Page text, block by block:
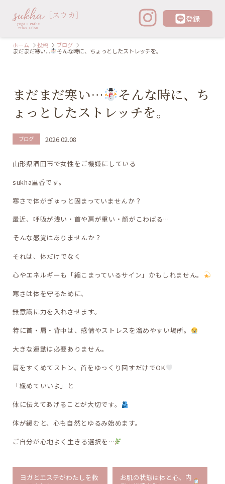
登録
ホーム 投稿 ブログ
まだまだ寒い... そんな時に、ちょっとしたストレッチを。
まだまだ寒い…
そんな時に、ち
ょっとしたストレッチを。
ブログ 2026.02.08
山形県酒田市で女性をご機嫌にしている
sukha里香です。
寒さで体がぎゅっと固まっていませんか？
最近、呼吸が浅い・首や肩が重い・顔がこわばる…
そんな感覚はありませんか？
それは、体だけでなく
心やエネルギーも「縮こまっているサイン」かもしれません。
寒さは体を守るために、
無意識に力を入れさせます。
特に首・肩・背中は、感情やストレスを溜めやすい場所。
大きな運動は必要ありません。
肩をすくめてストン、首をゆっくり回すだけでOK
「緩めていいよ」と
体に伝えてあげることが大切です。
体が緩むと、心も自然とゆるみ始めます。
ご自分が心地よく生きる選択を…
ヨガとエステがわたしを救
お肌の状態は体と心、内